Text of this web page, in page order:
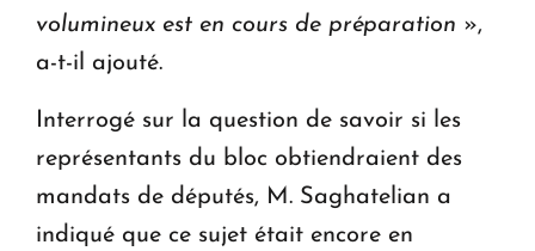
volumineux est en cours de préparation »,
a-t-il ajouté.
Interrogé sur la question de savoir si les
représentants du bloc obtiendraient des
mandats de députés, M. Saghatelian a
indiqué que ce sujet était encore en